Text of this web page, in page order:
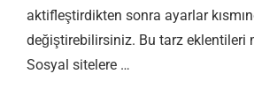
aktifleştirdikten sonra ayarlar
değiştirebilirsiniz. Bu tarz eklentileri
Sosyal sitelere …